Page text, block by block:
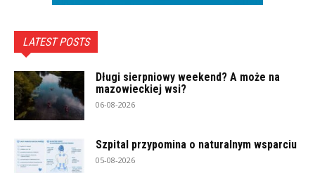
LATEST POSTS
Długi sierpniowy weekend? A może na
mazowieckiej wsi?
06-08-2026
Szpital przypomina o naturalnym wsparciu
05-08-2026